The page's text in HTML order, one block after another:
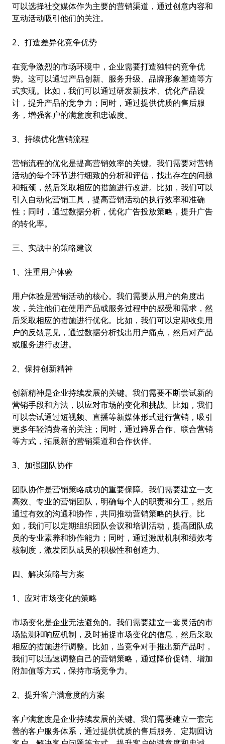
可以选择社交媒体作为主要的营销渠道，通过创意内容和
互动活动吸引他们的关注。
2、打造差异化竞争优势
在竞争激烈的市场环境中，企业需要打造独特的竞争优
势。这可以通过产品创新、服务升级、品牌形象塑造等方
式实现。比如，我们可以通过研发新技术、优化产品设
计，提升产品的竞争力；同时，通过提供优质的售后服
务，增强客户的满意度和忠诚度。
3、持续优化营销流程
营销流程的优化是提高营销效率的关键。我们需要对营销
活动的每个环节进行细致的分析和评估，找出存在的问题
和瓶颈，然后采取相应的措施进行改进。比如，我们可以
引入自动化营销工具，提高营销活动的执行效率和准确
性；同时，通过数据分析，优化广告投放策略，提升广告
的转化率。
三、实战中的策略建议
1、注重用户体验
用户体验是营销活动的核心。我们需要从用户的角度出
发，关注他们在使用产品或服务过程中的感受和需求，然
后采取相应的措施进行优化。比如，我们可以定期收集用
户的反馈意见，通过数据分析找出用户痛点，然后对产品
或服务进行改进。
2、保持创新精神
创新精神是企业持续发展的关键。我们需要不断尝试新的
营销手段和方法，以应对市场的变化和挑战。比如，我们
可以尝试通过短视频、直播等新媒体形式进行营销，吸引
更多年轻消费者的关注；同时，通过跨界合作、联合营销
等方式，拓展新的营销渠道和合作伙伴。
3、加强团队协作
团队协作是营销策略成功的重要保障。我们需要建立一支
高效、专业的营销团队，明确每个人的职责和分工，然后
通过有效的沟通和协作，共同推动营销策略的执行。比
如，我们可以定期组织团队会议和培训活动，提高团队成
员的专业素养和协作能力；同时，通过激励机制和绩效考
核制度，激发团队成员的积极性和创造力。
四、解决策略与方案
1、应对市场变化的策略
市场变化是企业无法避免的。我们需要建立一套灵活的市
场监测和响应机制，及时捕捉市场变化的信息，然后采取
相应的措施进行调整。比如，当竞争对手推出新产品时，
我们可以迅速调整自己的营销策略，通过降价促销、增加
附加值等方式，保持市场竞争力。
2、提升客户满意度的方案
客户满意度是企业持续发展的关键。我们需要建立一套完
善的客户服务体系，通过提供优质的售后服务、定期回访